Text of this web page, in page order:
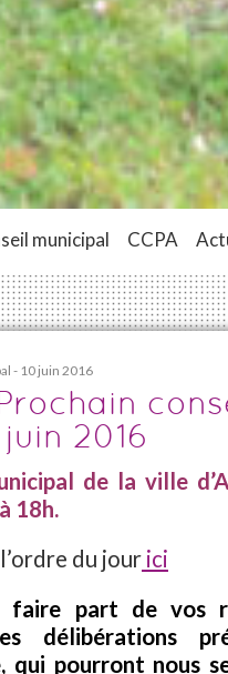
municipal CCPA
- 10 juin 2016
2016
de la ville
18h.
du jour ici
faire part de vos
délibérations
qui pourront nous